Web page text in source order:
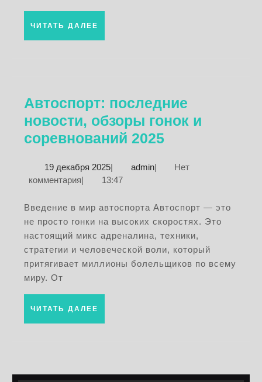
ЧИТАТЬ ДАЛЕЕ
Автоспорт: последние
новости, обзоры гонок и
соревнований 2025Автоспорт:
новости,
гонок
и
2025
19 декабря 202519
декабря
| adminadmin
|
Нет
комментария| 13:47
Введение в мир автоспорта Автоспорт — это
не просто гонки на высоких скоростях. Это
настоящий микс адреналина, техники,
стратегии и человеческой воли, который
притягивает миллионы болельщиков по всему
миру. От
ЧИТАТЬ ДАЛЕЕ